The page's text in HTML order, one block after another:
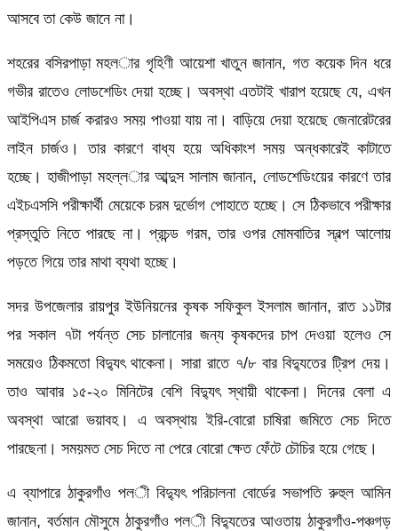
আসবে তা কেউ জানে না।
শহরের বসিরপাড়া মহল­ার গৃহিণী আয়েশা খাতুন জানান, গত কয়েক দিন ধরে
গভীর রাতেও লোডশেডিং দেয়া হচ্ছে। অবস্থা এতটাই খারাপ হয়েছে যে, এখন
আইপিএস চার্জ করারও সময় পাওয়া যায় না। বাড়িয়ে দেয়া হয়েছে জেনারেটরের
লাইন চার্জও। তার কারণে বাধ্য হয়ে অধিকাংশ সময় অন্ধকারেই কাটাতে
হচ্ছে। হাজীপাড়া মহল্ল­ার আব্দুস সালাম জানান, লোডশেডিংয়ের কারণে তার
এইচএসসি পরীক্ষার্থী মেয়েকে চরম দুর্ভোগ পোহাতে হচ্ছে। সে ঠিকভাবে পরীক্ষার
প্রস্তুতি নিতে পারছে না। প্রচন্ড গরম, তার ওপর মোমবাতির স্বল্প আলোয়
পড়তে গিয়ে তার মাথা ব্যথা হচ্ছে।
সদর উপজেলার রায়পুর ইউনিয়নের কৃষক সফিকুল ইসলাম জানান, রাত ১১টার
পর সকাল ৭টা পর্যন্ত সেচ চালানোর জন্য কৃষকদের চাপ দেওয়া হলেও সে
সময়েও ঠিকমতো বিদ্যুৎ থাকেনা। সারা রাতে ৭/৮ বার বিদ্যুতের ট্রিপ দেয়।
তাও আবার ১৫-২০ মিনিটের বেশি বিদ্যুৎ স্থায়ী থাকেনা। দিনের বেলা এ
অবস্থা আরো ভয়াবহ। এ অবস্থায় ইরি-বোরো চাষিরা জমিতে সেচ দিতে
পারছেনা। সময়মত সেচ দিতে না পেরে বোরো ক্ষেত ফেঁটে চৌচির হয়ে গেছে।
এ ব্যাপারে ঠাকুরগাঁও পল­ী বিদ্যুৎ পরিচালনা বোর্ডের সভাপতি রুহুল আমিন
জানান, বর্তমান মৌসুমে ঠাকুরগাঁও পল­ী বিদ্যুতের আওতায় ঠাকুরগাঁও-পঞ্চগড়